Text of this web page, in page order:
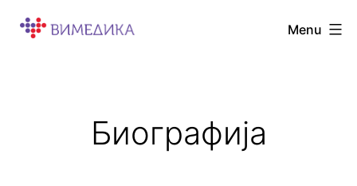
Skip
Вимедика Menu
Биографија